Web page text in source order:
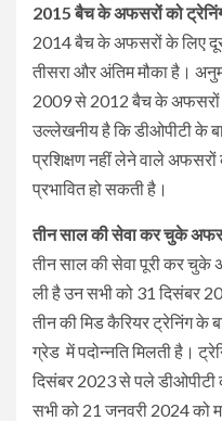
2015 बैच के अफसरों को
2014 बैच के अफसरों के लिए
तीसरा और अंतिम मौका है।
2009 से 2012 बैच के अफसरों
उल्लेखनीय है कि डीओपीटी के
प्रशिक्षण नहीं लेने वाले
प्रभावित हो सकती है।
तीन साल की सेवा कर चुके
तीन साल की सेवा पूरी कर चुके
ली है उन सभी को 31 दिसंबर
तीन की मिड कैरियर ट्रेनिंग के
ग्रेड में पदोन्नति मिलती है।
दिसंबर 2023 से पले डीओपीटी
सभी को 21 जनवरी 2024 को